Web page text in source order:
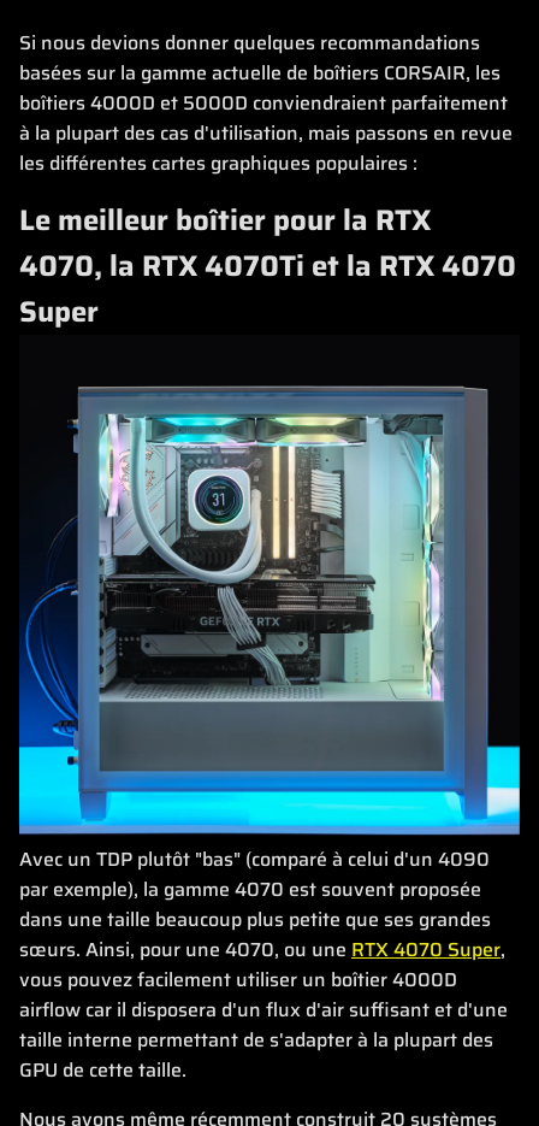
Si nous devions donner quelques recommandations
basées sur la gamme actuelle de boîtiers CORSAIR, les
boîtiers 4000D et 5000D conviendraient parfaitement
à la plupart des cas d'utilisation, mais passons en revue
les différentes cartes graphiques populaires :
Le meilleur boîtier pour la RTX
4070, la RTX 4070Ti et la RTX 4070
Super
Avec un TDP plutôt "bas" (comparé à celui d'un 4090
par exemple), la gamme 4070 est souvent proposée
dans une taille beaucoup plus petite que ses grandes
sœurs. Ainsi, pour une 4070, ou une RTX 4070 Super,
vous pouvez facilement utiliser un boîtier 4000D
airflow car il disposera d'un flux d'air suffisant et d'une
taille interne permettant de s'adapter à la plupart des
GPU de cette taille.
Nous avons même récemment construit 20 systèmes